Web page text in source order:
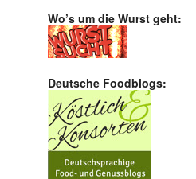
Wo’s um die Wurst geht:
Deutsche Foodblogs: